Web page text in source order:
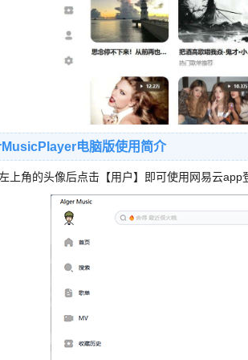
电脑版使用简介
上角的头像后点击【用户】即可使用网易云app